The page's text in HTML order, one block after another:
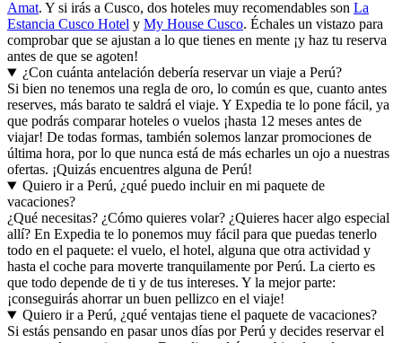
Amat. Y si irás a Cusco, dos hoteles muy recomendables son La
Estancia Cusco Hotel y My House Cusco. Échales un vistazo para
comprobar que se ajustan a lo que tienes en mente ¡y haz tu reserva
antes de que se agoten!
¿Con cuánta antelación debería reservar un viaje a Perú?
Si bien no tenemos una regla de oro, lo común es que, cuanto antes
reserves, más barato te saldrá el viaje. Y Expedia te lo pone fácil, ya
que podrás comparar hoteles o vuelos ¡hasta 12 meses antes de
viajar! De todas formas, también solemos lanzar promociones de
última hora, por lo que nunca está de más echarles un ojo a nuestras
ofertas. ¡Quizás encuentres alguna de Perú!
Quiero ir a Perú, ¿qué puedo incluir en mi paquete de
vacaciones?
¿Qué necesitas? ¿Cómo quieres volar? ¿Quieres hacer algo especial
allí? En Expedia te lo ponemos muy fácil para que puedas tenerlo
todo en el paquete: el vuelo, el hotel, alguna que otra actividad y
hasta el coche para moverte tranquilamente por Perú. La cierto es
que todo depende de ti y de tus intereses. Y la mejor parte:
¡conseguirás ahorrar un buen pellizco en el viaje!
Quiero ir a Perú, ¿qué ventajas tiene el paquete de vacaciones?
Si estás pensando en pasar unos días por Perú y decides reservar el